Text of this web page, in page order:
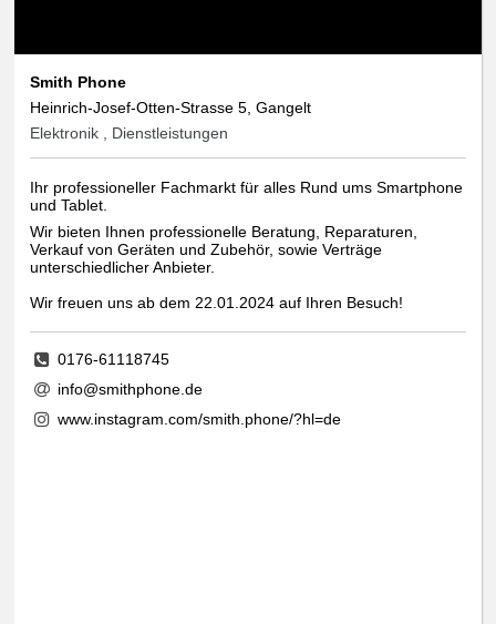
Smith Phone
Heinrich-Josef-Otten-Strasse 5, Gangelt
Elektronik , Dienstleistungen
Ihr professioneller Fachmarkt für alles Rund ums Smartphone
und Tablet.
Wir bieten Ihnen professionelle Beratung, Reparaturen,
Verkauf von Geräten und Zubehör, sowie Verträge
unterschiedlicher Anbieter.
Wir freuen uns ab dem 22.01.2024 auf Ihren Besuch!
0176-61118745
info@smithphone.de
www.instagram.com/smith.phone/?hl=de